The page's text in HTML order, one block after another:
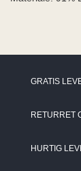
GRATIS
RETURRET
HURTIG